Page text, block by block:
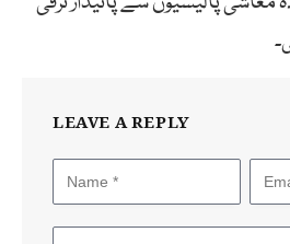
LEAVE A REPLY